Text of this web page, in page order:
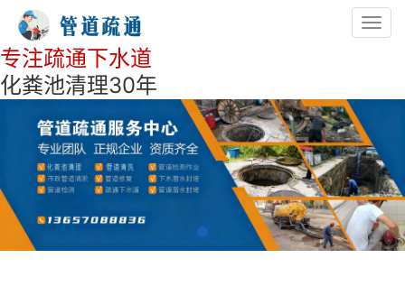
专注疏通下水道
化粪池清理30年